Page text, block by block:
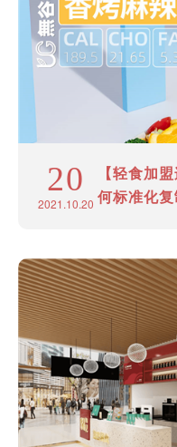
20
2021.10.20
【轻食加
何标准化复